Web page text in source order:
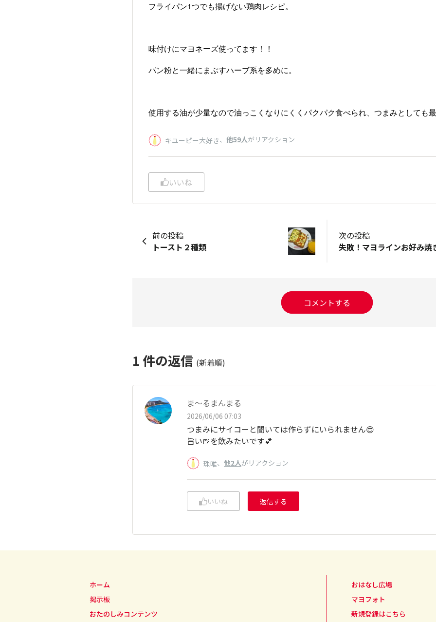
フライパン1つでも揚げない鶏肉レシピ。
味付けにマヨネーズ使ってます！！
パン粉と一緒にまぶすハーブ系を多めに。
使用する油が少量なので油っこくなりにくくパクパク食べられ、つまみとしても
キユーピー大好き、 他59人がリアクション
いいね
前の投稿
トースト２種類
次の投稿
失敗！マヨラインお好み焼
コメントする
1 件の返信 (新着順)
ま～るまんまる
2026/06/06 07:03
つまみにサイコーと聞いては作らずにいられません😍
旨い🍺を飲みたいです💕
珠唯、 他2人がリアクション
いいね 返信する
ホーム
掲示板
おたのしみコンテンツ
おはなし広場
マヨフォト
新規登録はこちら